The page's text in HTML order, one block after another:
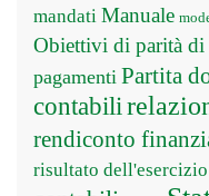
mandati Manuale
Obiettivi di parità di
pagamenti Partita
contabili
rendiconto
risultato dell'esercizio